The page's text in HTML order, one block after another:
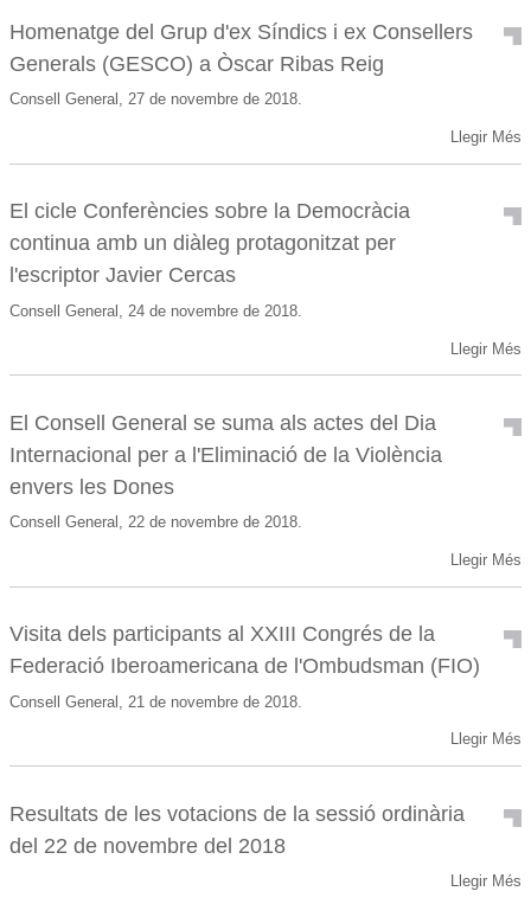
Homenatge del Grup d'ex Síndics i ex Consellers
Generals (GESCO) a Òscar Ribas Reig
Consell General, 27 de novembre de 2018.
Llegir Més
El cicle Conferències sobre la Democràcia
continua amb un diàleg protagonitzat per
l'escriptor Javier Cercas
Consell General, 24 de novembre de 2018.
Llegir Més
El Consell General se suma als actes del Dia
Internacional per a l'Eliminació de la Violència
envers les Dones
Consell General, 22 de novembre de 2018.
Llegir Més
Visita dels participants al XXIII Congrés de la
Federació Iberoamericana de l'Ombudsman (FIO)
Consell General, 21 de novembre de 2018.
Llegir Més
Resultats de les votacions de la sessió ordinària
del 22 de novembre del 2018
Llegir Més